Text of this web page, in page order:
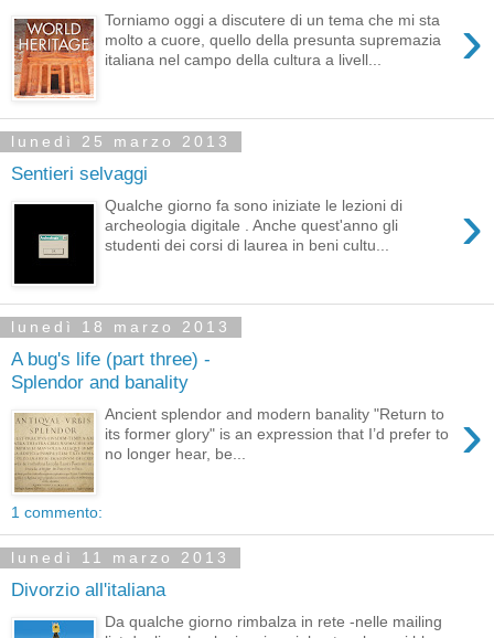
›
Torniamo oggi a discutere di un tema che mi sta
molto a cuore, quello della presunta supremazia
italiana nel campo della cultura a livell...
lunedì 25 marzo 2013
Sentieri selvaggi
›
Qualche giorno fa sono iniziate le lezioni di
archeologia digitale . Anche quest'anno gli
studenti dei corsi di laurea in beni cultu...
lunedì 18 marzo 2013
A bug's life (part three) -
Splendor and banality
›
Ancient splendor and modern banality "Return to
its former glory" is an expression that I’d prefer to
no longer hear, be...
1 commento:
lunedì 11 marzo 2013
Divorzio all'italiana
Da qualche giorno rimbalza in rete -nelle mailing